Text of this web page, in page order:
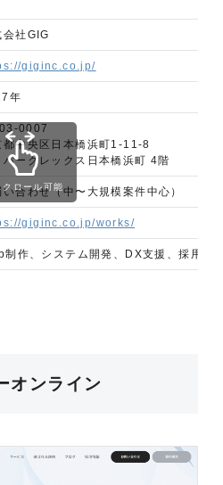
会社GIG
giginc.co.jp/
年
0007
都中央区日本橋浜町1-11-8
パークレックス日本橋浜町 4階
い合わせ（中〜大規模案件中心）
giginc.co.jp/works/
制作、システム開発、DX支援、採用
クロール可能
オンライン